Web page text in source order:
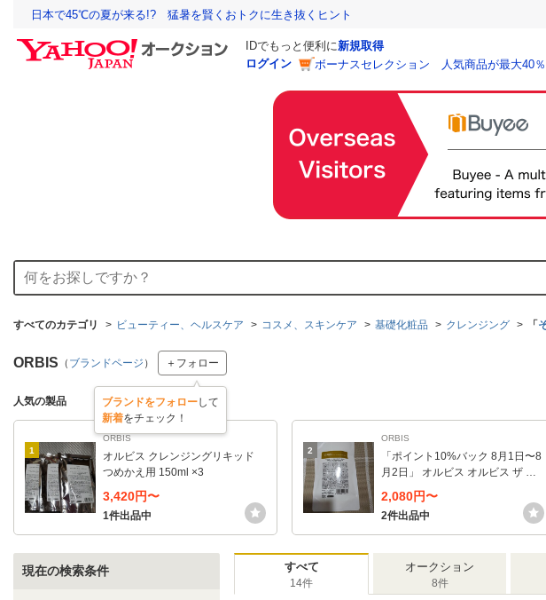
日本で45℃の夏が来る!? 猛暑を賢くおトクに生き抜くヒント
IDでもっと便利に新規取得
ログイン
ボーナスセレクション 人気商品が最大40％
すべてのカテゴリ ビューティー、ヘルスケア コスメ、スキンケア 基礎化粧品 クレンジング 「
ORBIS （ ブランドページ ） ＋フォロー
ブランドをフォローして
新着をチェック！
人気の製品
1
ORBIS
オルビス クレンジングリキッド
つめかえ用 150ml ×3
3,420円〜
1件出品中
2
ORBIS
「ポイント10%バック 8月1日〜8
月2日」 オルビス オルビス ザ ク
レンジング オイル (詰替え/無香
料) 110mL
2,080円〜
2件出品中
現在の検索条件 すべて
14件
オークション
8件